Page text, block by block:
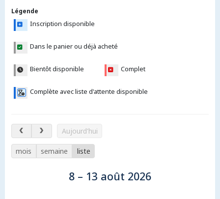
Légende
Inscription disponible
Dans le panier ou déjà acheté
Bientôt disponible Complet
Complète avec liste d'attente disponible
8 – 13 août 2026
Aujourd'hui
mois semaine liste
8 – 13 août 2026